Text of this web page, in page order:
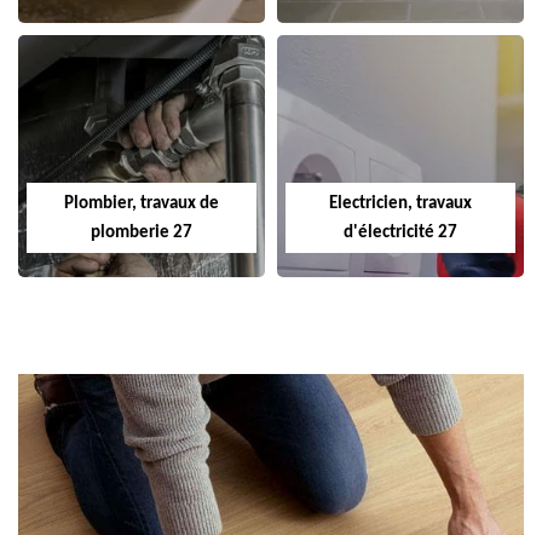
Plombier, travaux de
plomberie 27
Electricien, travaux
d'électricité 27